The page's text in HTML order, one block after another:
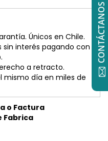
Únicos en Chile.
sin interés pagando con
a retracto.
mismo día en miles de
o Factura
Fabrica
CONTÁCTANOS